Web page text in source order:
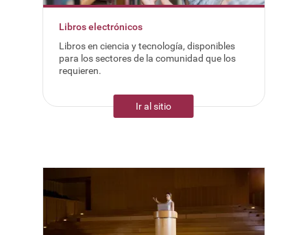
Libros electrónicos
Libros en ciencia y tecnología, disponibles
para los sectores de la comunidad que los
requieren.
Ir al sitio